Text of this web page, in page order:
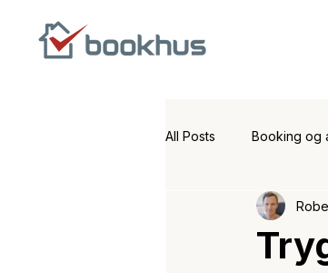
All Posts Booking og
Produkt nyheder